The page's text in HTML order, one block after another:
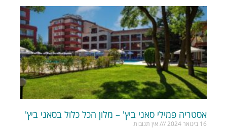
אסטריה פמילי סאני ביץ' – מלון הכל כלול בסאני ביץ'
16 בינואר 2024
אין תגובות